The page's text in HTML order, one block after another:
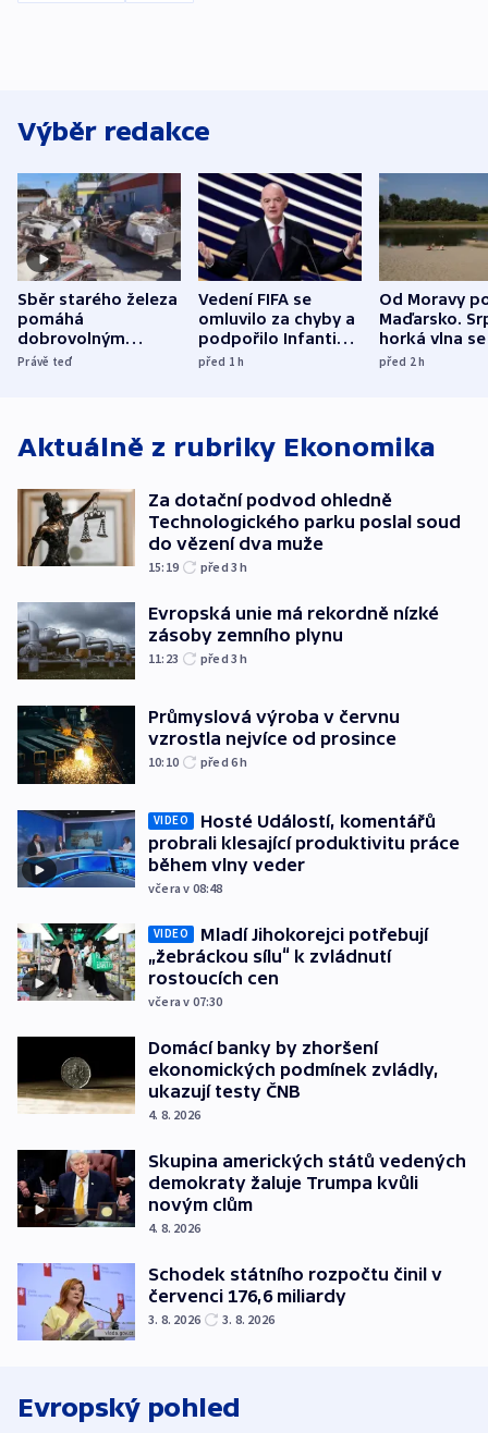
Výběr redakce
Sběr starého železa
pomáhá
dobrovolným
hasičům financovat
Právě teď
Vedení FIFA se
omluvilo za chyby a
podpořilo Infantina.
UEFA trvá na
před 1h
Od Moravy
Maďarsko.
horká vlna
do dějin
před 2h
Aktuálně z rubriky Ekonomika
Za dotační podvod ohledně
Technologického parku poslal soud
do vězení dva muže
15:19 před 3h
Evropská unie má rekordně nízké
zásoby zemního plynu
11:23 před 3h
Průmyslová výroba v červnu
vzrostla nejvíce od prosince
10:10 před 6h
VIDEO
Hosté Událostí, komentářů
probrali klesající produktivitu práce
během vlny veder
včera v 08:48
VIDEO
Mladí Jihokorejci potřebují
„žebráckou sílu“ k zvládnutí
rostoucích cen
včera v 07:30
Domácí banky by zhoršení
ekonomických podmínek zvládly,
ukazují testy ČNB
4. 8. 2026
Skupina amerických států vedených
demokraty žaluje Trumpa kvůli
novým clům
4. 8. 2026
Schodek státního rozpočtu činil v
červenci 176,6 miliardy
3. 8. 2026 3. 8. 2026
Evropský pohled